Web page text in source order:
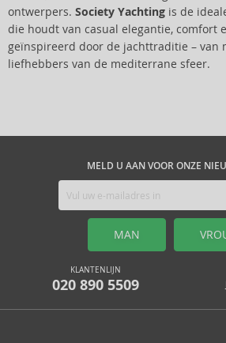
ontwerpers. Society Yachting is de
die houdt van casual elegantie, comfort
geïnspireerd door de jachttraditie – van
liefhebbers van de mediterrane sfeer.
MELD U AAN VOOR ONZE
MAN
KLANTENLIJN
020 890 5509